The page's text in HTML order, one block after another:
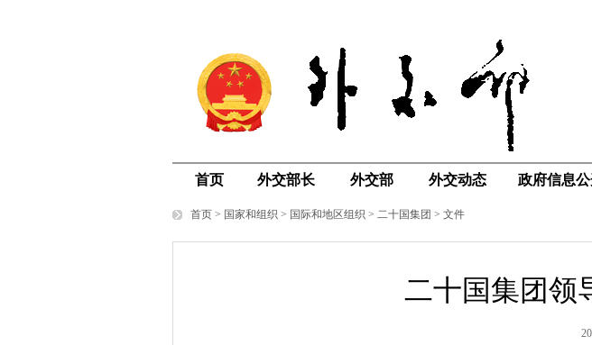
首页 外交部长 外交部 外交动态 政府信息
首页 > 国家和组织 > 国际和地区组织 > 二十国集团 > 文件
二十国集团领